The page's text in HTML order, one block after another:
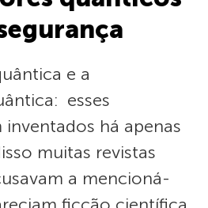
e a
esses
há apenas
muitas revistas
a mencioná-